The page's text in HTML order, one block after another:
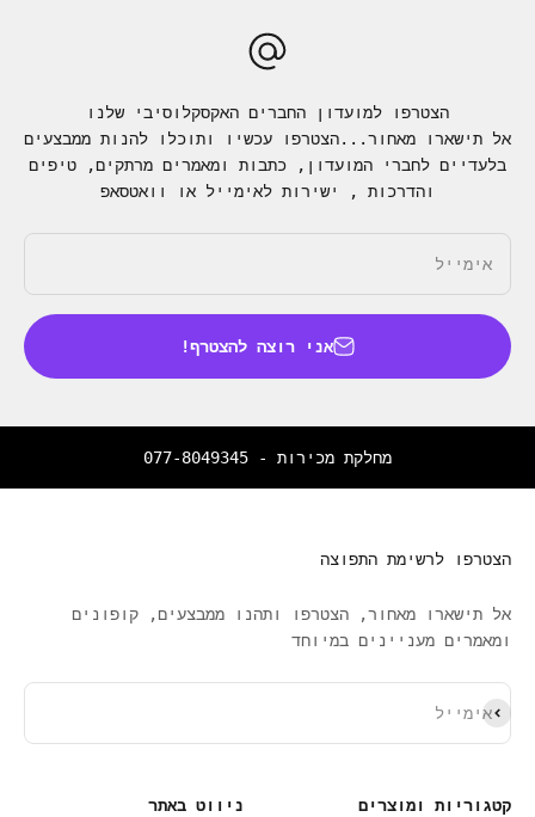
הצטרפו למועדון החברים האקסקלוסיבי שלנו
אל תישארו מאחור...הצטרפו עכשיו ותוכלו להנות ממבצעים
בלעדיים לחברי המועדון, כתבות ומאמרים מרתקים, טיפים
והדרכות , ישירות לאימייל או וואטסאפ
אימייל
אני רוצה להצטרף!
מחלקת מכירות - 077-8049345
הצטרפו לרשימת התפוצה
אל תישארו מאחור, הצטרפו ותהנו ממבצעים, קופונים
ומאמרים מעניינים במיוחד
אימייל
כמנוי
קטגוריות ומוצרים ניווט באתר